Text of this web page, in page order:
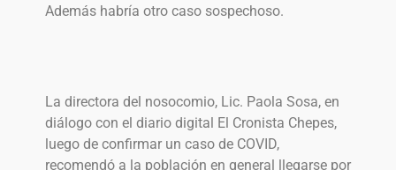
Además habría otro caso sospechoso.
La directora del nosocomio, Lic. Paola Sosa, en
diálogo con el diario digital El Cronista Chepes,
luego de confirmar un caso de COVID,
recomendó a la población en general llegarse por